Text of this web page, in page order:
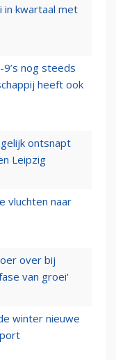
in kwartaal met
nog steeds
heeft ook
ontsnapt
Leipzig
vluchten naar
over bij
van groei'
winter nieuwe